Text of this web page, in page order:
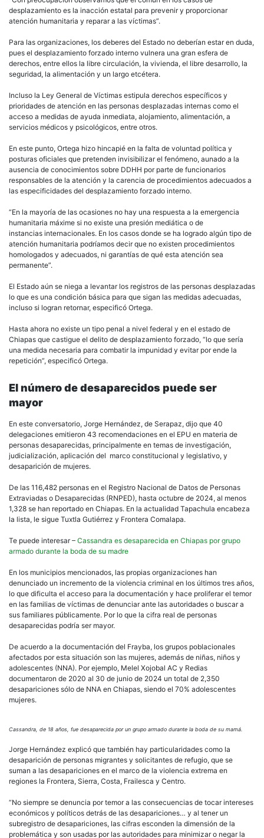
desplazamiento es la inacción estatal para prevenir y proporcionar
atención humanitaria y reparar a las víctimas”.
Para las organizaciones, los deberes del Estado no deberían estar en duda,
pues el desplazamiento forzado interno vulnera una gran esfera de
derechos, entre ellos la libre circulación, la vivienda, el libre desarrollo, la
seguridad, la alimentación y un largo etcétera.
Incluso la Ley General de Víctimas estipula derechos específicos y
prioridades de atención en las personas desplazadas internas como el
acceso a medidas de ayuda inmediata, alojamiento, alimentación, a
servicios médicos y psicológicos, entre otros.
En este punto, Ortega hizo hincapié en la falta de voluntad política y
posturas oficiales que pretenden invisibilizar el fenómeno, aunado a la
ausencia de conocimientos sobre DDHH por parte de funcionarios
responsables de la atención y la carencia de procedimientos adecuados a
las especificidades del desplazamiento forzado interno.
“En la mayoría de las ocasiones no hay una respuesta a la emergencia
humanitaria máxime si no existe una presión mediática o de
instancias internacionales. En los casos donde se ha logrado algún tipo de
atención humanitaria podríamos decir que no existen procedimientos
homologados y adecuados, ni garantías de qué esta atención sea
permanente”.
El Estado aún se niega a levantar los registros de las personas desplazadas
lo que es una condición básica para que sigan las medidas adecuadas,
incluso si logran retornar, especificó Ortega.
Hasta ahora no existe un tipo penal a nivel federal y en el estado de
Chiapas que castigue el delito de desplazamiento forzado, “lo que sería
una medida necesaria para combatir la impunidad y evitar por ende la
repetición”, especificó Ortega.
El número de desaparecidos puede ser
mayor
En este conversatorio, Jorge Hernández, de Serapaz, dijo que 40
delegaciones emitieron 43 recomendaciones en el EPU en materia de
personas desaparecidas, principalmente en temas de investigación,
judicialización, aplicación del marco constitucional y legislativo, y
desaparición de mujeres.
De las 116,482 personas en el Registro Nacional de Datos de Personas
Extraviadas o Desaparecidas (RNPED), hasta octubre de 2024, al menos
1,328 se han reportado en Chiapas. En la actualidad Tapachula encabeza
la lista, le sigue Tuxtla Gutiérrez y Frontera Comalapa.
Te puede interesar – Cassandra es desaparecida en Chiapas por grupo
armado durante la boda de su madre
En los municipios mencionados, las propias organizaciones han
denunciado un incremento de la violencia criminal en los últimos tres años,
lo que dificulta el acceso para la documentación y hace proliferar el temor
en las familias de víctimas de denunciar ante las autoridades o buscar a
sus familiares públicamente. Por lo que la cifra real de personas
desaparecidas podría ser mayor.
De acuerdo a la documentación del Frayba, los grupos poblacionales
afectados por esta situación son las mujeres, además de niñas, niños y
adolescentes (NNA). Por ejemplo, Melel Xojobal AC y Redias
documentaron de 2020 al 30 de junio de 2024 un total de 2,350
desapariciones sólo de NNA en Chiapas, siendo el 70% adolescentes
mujeres.
Cassandra, de 18 años, fue desaparecida por un grupo armado durante la boda de su mamá.
Jorge Hernández explicó que también hay particularidades como la
desaparición de personas migrantes y solicitantes de refugio, que se
suman a las desapariciones en el marco de la violencia extrema en
regiones la Frontera, Sierra, Costa, Frailesca y Centro.
“No siempre se denuncia por temor a las consecuencias de tocar intereses
económicos y políticos detrás de las desapariciones… y al tener un
subregistro de desapariciones, las cifras esconden la dimensión de la
problemática y son usadas por las autoridades para minimizar o negar la